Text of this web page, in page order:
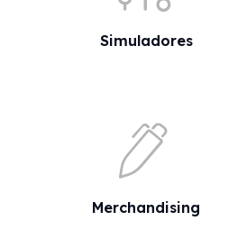
Simuladores
Merchandising